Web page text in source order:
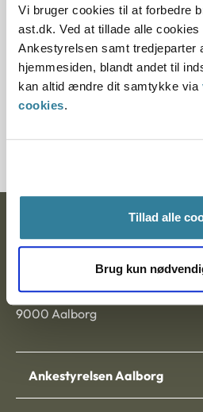
Vi bruger cookies til at forbedre
ast.dk. Ved at tillade alle
Ankestyrelsen samt tredjeparter
hjemmesiden, blandt andet til
kan altid ændre dit samtykke via
cookies.
Tillad alle
Brug kun
Paragraf
§ 5 § 7
Journalnummer
1201167-11
Nytorv 7, 2. sal
9000 Aalborg
Ankestyrelsen Aalborg